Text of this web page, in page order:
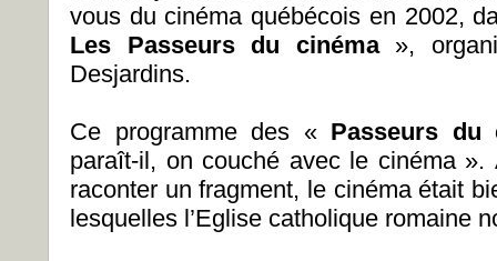
vous du cinéma québécois en 2002,
Les Passeurs du cinéma»,
Desjardins.
Ce programme des « Passeurs
paraît-il, on couché avec le cinéma ».
raconter un fragment, le cinéma était
lesquelles l’Eglise catholique romaine